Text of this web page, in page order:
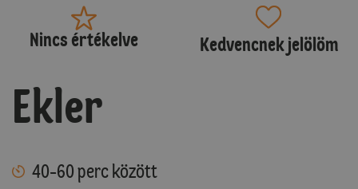
Nincs értékelve Kedvencnek jelölöm
Ekler
40-60 perc között